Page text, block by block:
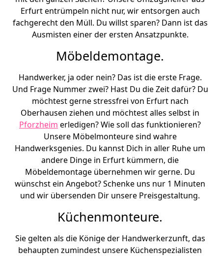
Erfurt entrümpeln nicht nur, wir entsorgen auch
fachgerecht den Müll. Du willst sparen? Dann ist das
Ausmisten einer der ersten Ansatzpunkte.
Möbeldemontage.
Handwerker, ja oder nein? Das ist die erste Frage.
Und Frage Nummer zwei? Hast Du die Zeit dafür? Du
möchtest gerne stressfrei von Erfurt nach
Oberhausen ziehen und möchtest alles selbst in
Pforzheim erledigen? Wie soll das funktionieren?
Unsere Möbelmonteure sind wahre
Handwerksgenies. Du kannst Dich in aller Ruhe um
andere Dinge in Erfurt kümmern, die
Möbeldemontage übernehmen wir gerne. Du
wünschst ein Angebot? Schenke uns nur 1 Minuten
und wir übersenden Dir unsere Preisgestaltung.
Küchenmonteure.
Sie gelten als die Könige der Handwerkerzunft, das
behaupten zumindest unsere Küchenspezialisten